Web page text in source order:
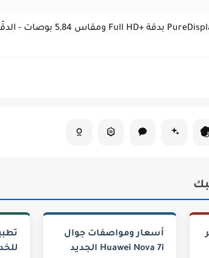
أسعار ومواصفات جوال
Huawei Nova 7i الجديد